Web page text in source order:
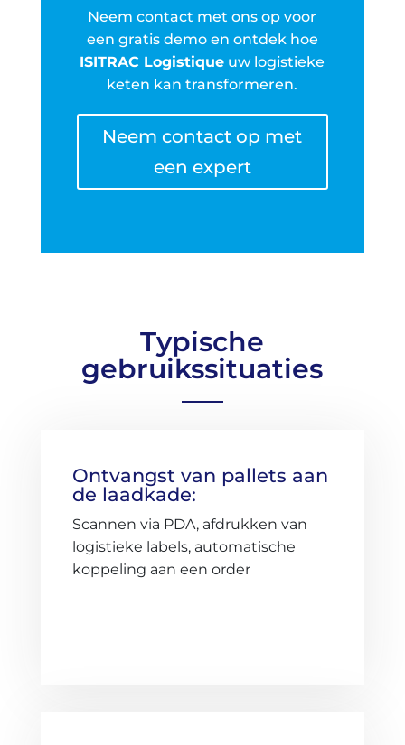
Neem contact met ons op voor
een gratis demo en ontdek hoe
ISITRAC Logistique uw logistieke
keten kan transformeren.
Neem contact op met
een expert
Typische
gebruikssituaties
Ontvangst van pallets aan
de laadkade:
Scannen via PDA, afdrukken van
logistieke labels, automatische
koppeling aan een order